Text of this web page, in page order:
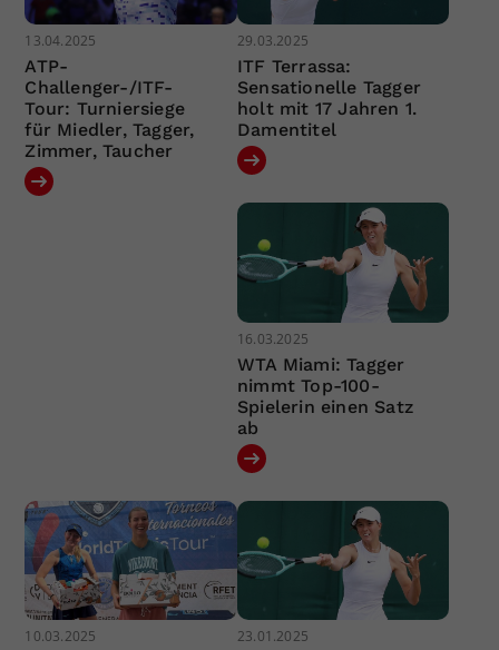
13.04.2025
ATP-
Challenger-/ITF-
Tour: Turniersiege
für Miedler, Tagger,
Zimmer, Taucher
29.03.2025
ITF Terrassa:
Sensationelle Tagger
holt mit 17 Jahren 1.
Damentitel
16.03.2025
WTA Miami: Tagger
nimmt Top-100-
Spielerin einen Satz
ab
10.03.2025 23.01.2025